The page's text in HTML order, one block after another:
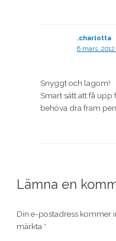
.charlotta
6 mars,
Snyggt och lagom!
Smart sätt att få
behöva dra fram
Lämna en
Din e-postadress kommer
märkta *